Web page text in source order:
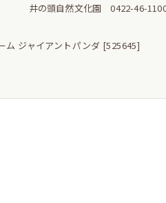
井の頭自然文化園 0422-46-
ム ジャイアントパンダ [525645]